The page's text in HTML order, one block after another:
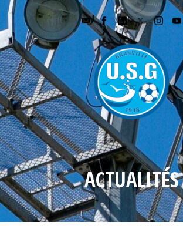
ACTUALITÉS